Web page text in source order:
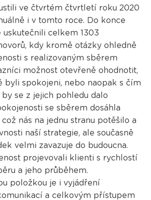
ve čtvrtém čtvrtletí roku 2020
i v tomto roce. Do konce
uskutečnili celkem 1303
kdy kromě otázky ohledně
s realizovaným sběrem
možnost otevřeně ohodnotit,
byli spokojeni, nebo naopak s čím
se z jejich pohledu dalo
se sběrem dosáhla
což nás na jednu stranu potěšilo a
naší strategie, ale současně
velmi zavazuje do budoucna.
projevovali klienti s rychlostí
a jeho průběhem.
položkou je i vyjádření
a celkovým přístupem